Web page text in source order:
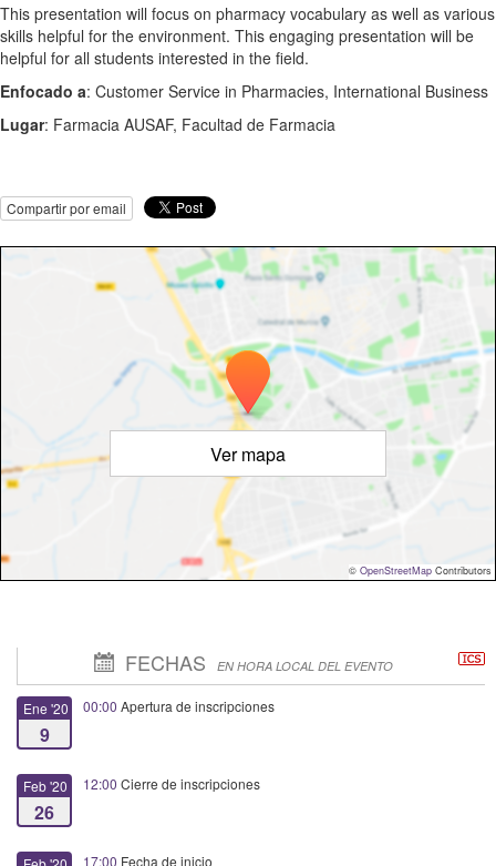
This presentation will focus on pharmacy vocabulary as well as various
skills helpful for the environment. This engaging presentation will be
helpful for all students interested in the field.
Enfocado a: Customer Service in Pharmacies, International Business
Lugar: Farmacia AUSAF, Facultad de Farmacia
Compartir por email
Ver mapa
© OpenStreetMap Contributors
FECHAS EN HORA LOCAL DEL EVENTO
Ene '20
9
00:00 Apertura de inscripciones
Feb '20
26
12:00 Cierre de inscripciones
17:00 Fecha de inicio